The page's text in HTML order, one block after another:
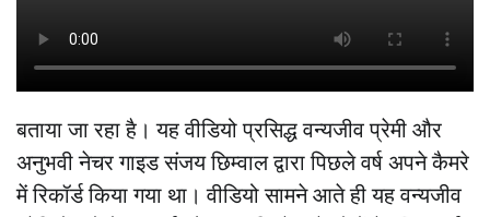
बताया जा रहा है। यह वीडियो प्रसिद्ध वन्यजीव प्रेमी और
अनुभवी नेचर गाइड संजय छिम्वाल द्वारा पिछले वर्ष अपने कैमरे
में रिकॉर्ड किया गया था। वीडियो सामने आते ही यह वन्यजीव